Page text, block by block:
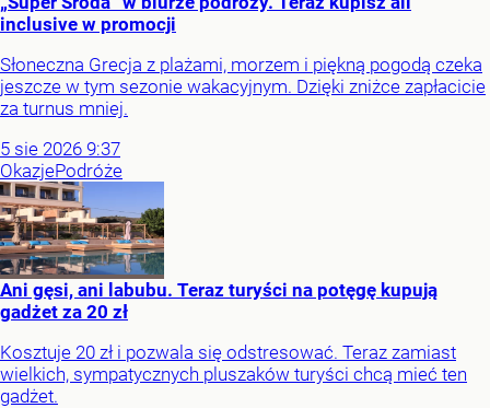
inclusive w promocji
Słoneczna Grecja z plażami, morzem i piękną pogodą czeka
jeszcze w tym sezonie wakacyjnym. Dzięki zniżce zapłacicie
za turnus mniej.
5 sie 2026 9:37
OkazjePodróże
Ani gęsi, ani labubu. Teraz turyści na potęgę kupują
gadżet za 20 zł
Kosztuje 20 zł i pozwala się odstresować. Teraz zamiast
wielkich, sympatycznych pluszaków turyści chcą mieć ten
gadżet.